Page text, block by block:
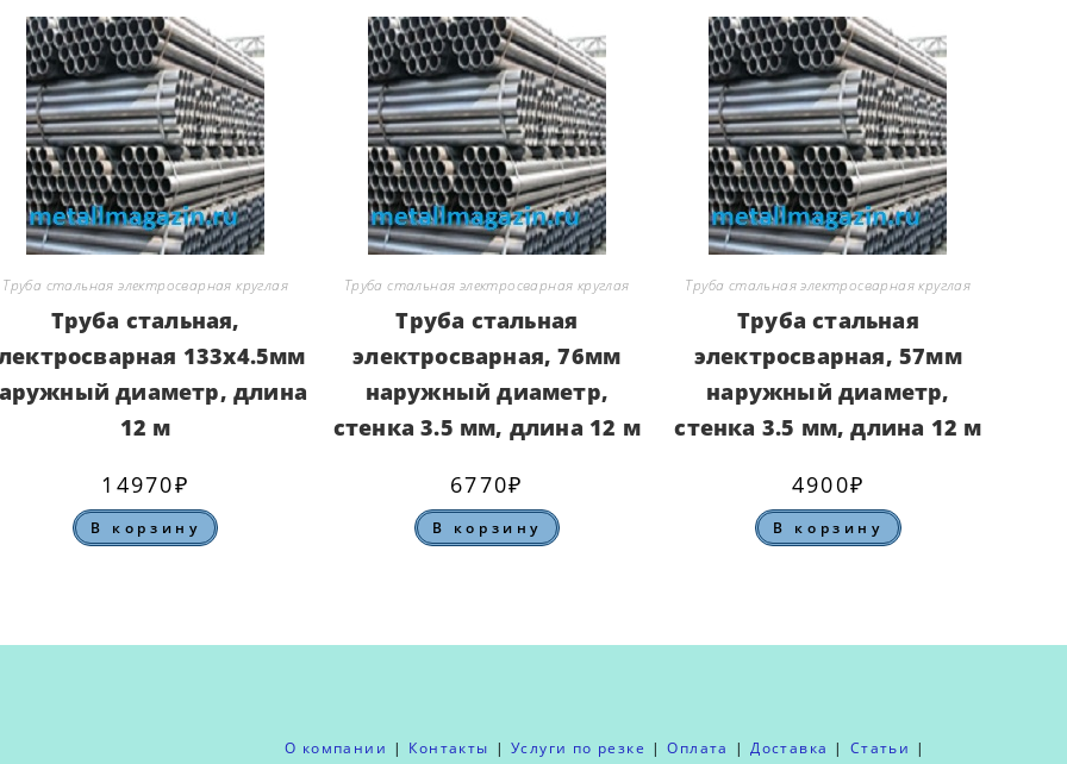
Труба стальная электросварная круглая
Труба стальная,
133х4.5мм
диаметр, длина
12 м
14970₽
В корзину
Труба стальная электросварная круглая
Труба стальная
электросварная, 76мм
наружный диаметр,
стенка 3.5 мм, длина 12 м
6770₽
В корзину
Труба стальная электросварная круглая
Труба стальная
электросварная, 57мм
наружный диаметр,
стенка 3.5 мм, длина 12 м
4900₽
В корзину
О компании Контакты Услуги по резке Оплата Доставка Статьи